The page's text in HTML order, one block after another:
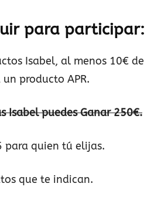
para participar:
Isabel, al menos 10€ de
producto APR.
Isabel puedes Ganar 250€.
para quien tú elijas.
que te indican.